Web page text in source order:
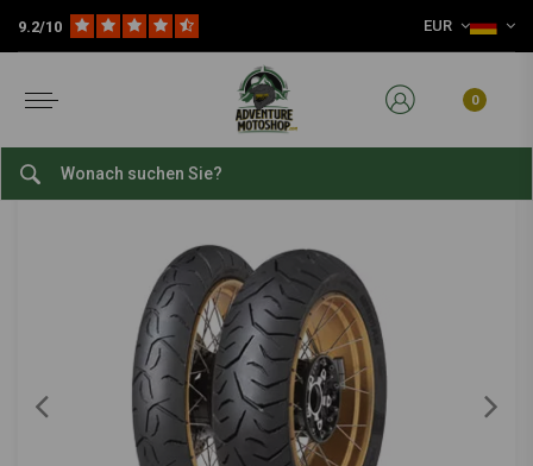
9.2/10 EUR
0
Verschleißteile 17 Zoll Sport-/Straßenreifen
bekijk alles van Dunlop
170/60 | ZR17 Trailmax Meridian